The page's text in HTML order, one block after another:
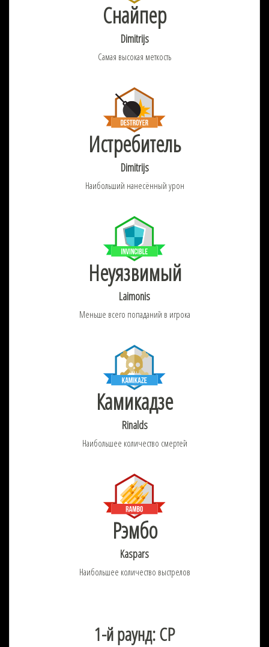
Снайпер
Dimitrijs
Самая высокая меткость
Истребитель
Dimitrijs
Наибольший нанесённый урон
Неуязвимый
Laimonis
Меньше всего попаданий в игрока
Камикадзе
Rinalds
Наибольшее количество смертей
Рэмбо
Kaspars
Наибольшее количество выстрелов
1-й раунд: CP